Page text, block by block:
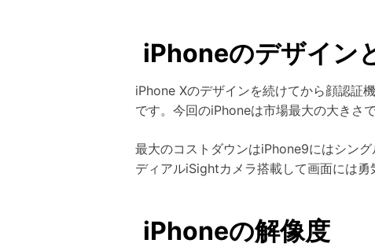
iPhoneのデザイン
iPhone Xのデザインを続けてから顔認証
です。今回のiPhoneは市場最大の大きさ
最大のコストダウンはiPhone9にはシン
ディアルiSightカメラ搭載して画面には勇
iPhoneの解像度